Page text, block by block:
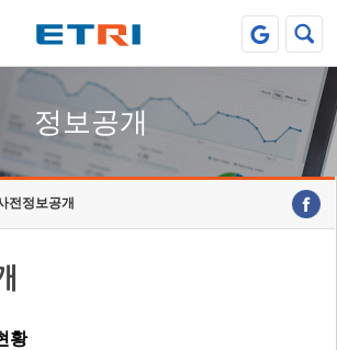
정보공개
전정보공개
황